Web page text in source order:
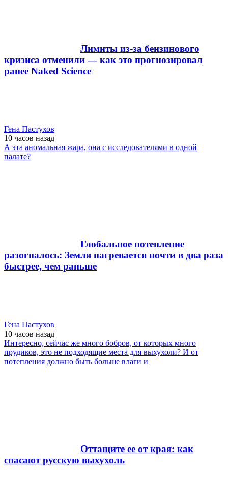
Лимиты из-за бензинового
кризиса отменили — как это прогнозировал
ранее Naked Science
Гена Пастухов
10 часов назад
А эта аномальная жара, она с исследователями в одной
палате?
Глобальное потепление
разогналось: Земля нагревается почти в два раза
быстрее, чем раньше
Гена Пастухов
10 часов назад
Интересно, сейчас же много бобров, от которых много
прудиков, это не подходящие места для выхухоли? И от
потепления должно быть больше влаги и
Оттащите ее от края: как
спасают русскую выхухоль